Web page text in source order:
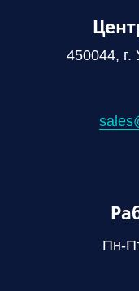
450044,
Пн-